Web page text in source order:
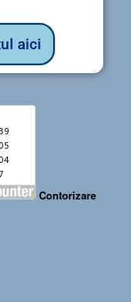
aici
Contorizare